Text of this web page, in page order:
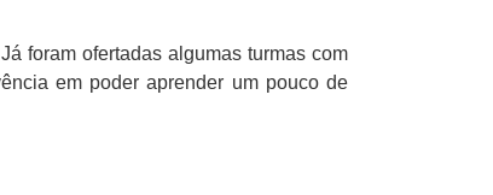
foram ofertadas algumas turmas com
em poder aprender um pouco de